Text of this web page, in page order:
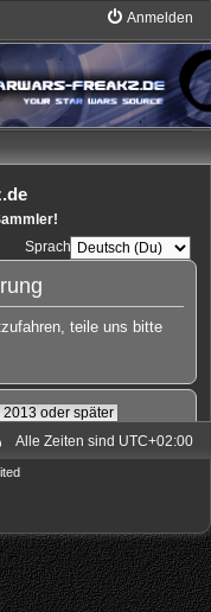
Anmelden
Sprache:
teile uns bitte
2013 oder später
Alle Zeiten sind UTC+02:00